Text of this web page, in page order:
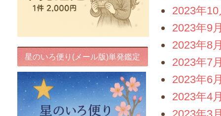
2023年10
2023年9
2023年8
2023年7
2023年6
2023年4
星のいろ便り(メール版)単発鑑定